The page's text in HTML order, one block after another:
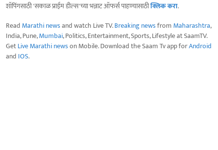
शॉपिंगसाठी 'सकाळ प्राईम डील्स'च्या भन्नाट ऑफर्स पाहण्यासाठीक्लिक करा.
Read Marathi newsand watch Live TV.Breaking newsfrom Maharashtra,
India, Pune,Mumbai, Politics, Entertainment, Sports, Lifestyle at SaamTV.
GetLive Marathi newson Mobile. Download the Saam Tv app forAndroid
and IOS.